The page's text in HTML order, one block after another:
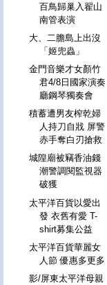
百鳥歸巢入翟山
南管表演
大、二膽島上出沒
「姬兜蟲」
金門音樂才女顏竹
君4/8日國家演奏
廳鋼琴獨奏會
積蓄遭男友榨乾婦
人持刀自戕 屏警
赤手奪白刃搶救
城隍廟被竊香油錢
潮警調閱監視器
破獲
太平洋百貨以愛出
發 衣舊有愛 T-
shirt募集公益
太平洋百貨華麗女
人節 優惠多更多
影/屏東太平洋母親